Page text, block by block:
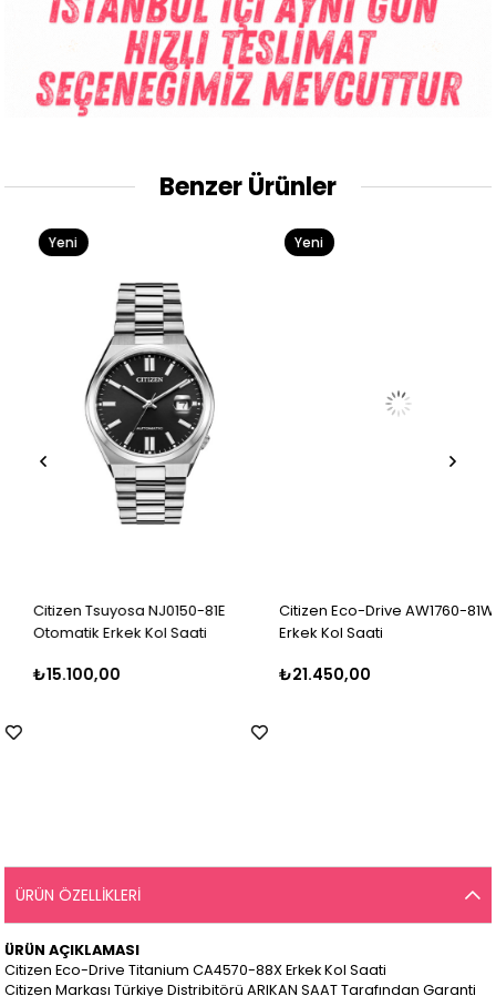
Benzer Ürünler
Citizen Tsuyosa NJ0150-81E
Otomatik Erkek Kol Saati
₺15.100,00
Yeni
Citizen Eco-Drive AW1760-81W
Erkek Kol Saati
₺21.450,00
Yeni
ÜRÜN ÖZELLIKLERI
ÜRÜN AÇIKLAMASI
Citizen Eco-Drive Titanium CA4570-88X Erkek Kol Saati
Citizen Markası Türkiye Distribitörü ARIKAN SAAT Tarafından Garanti